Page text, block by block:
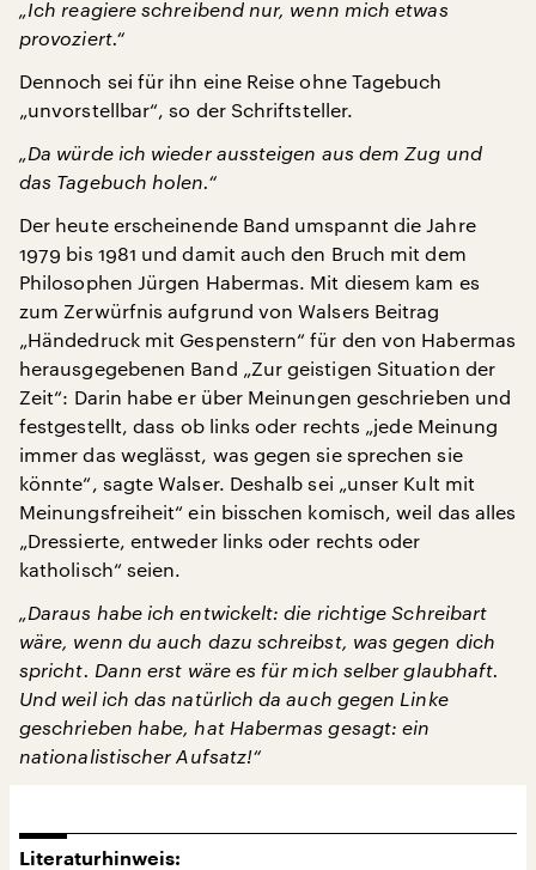
„Ich reagiere schreibend nur, wenn mich etwas
provoziert.“
Dennoch sei für ihn eine Reise ohne Tagebuch
„unvorstellbar“, so der Schriftsteller.
„Da würde ich wieder aussteigen aus dem Zug und
das Tagebuch holen.“
Der heute erscheinende Band umspannt die Jahre
1979 bis 1981 und damit auch den Bruch mit dem
Philosophen Jürgen Habermas. Mit diesem kam es
zum Zerwürfnis aufgrund von Walsers Beitrag
„Händedruck mit Gespenstern“ für den von Habermas
herausgegebenen Band „Zur geistigen Situation der
Zeit“: Darin habe er über Meinungen geschrieben und
festgestellt, dass ob links oder rechts „jede Meinung
immer das weglässt, was gegen sie sprechen sie
könnte“, sagte Walser. Deshalb sei „unser Kult mit
Meinungsfreiheit“ ein bisschen komisch, weil das alles
„Dressierte, entweder links oder rechts oder
katholisch“ seien.
„Daraus habe ich entwickelt: die richtige Schreibart
wäre, wenn du auch dazu schreibst, was gegen dich
spricht. Dann erst wäre es für mich selber glaubhaft.
Und weil ich das natürlich da auch gegen Linke
geschrieben habe, hat Habermas gesagt: ein
nationalistischer Aufsatz!“
Literaturhinweis: